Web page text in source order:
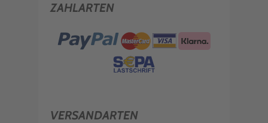
ZAHLARTEN
VERSANDARTEN